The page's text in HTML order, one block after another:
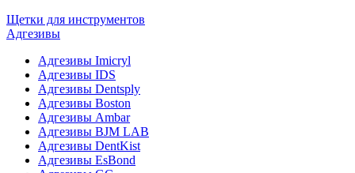
Щетки для инструментов
Адгезивы
Адгезивы Imicryl
Адгезивы IDS
Адгезивы Dentsply
Адгезивы Boston
Адгезивы Ambar
Адгезивы BJM LAB
Адгезивы DentKist
Адгезивы EsBond